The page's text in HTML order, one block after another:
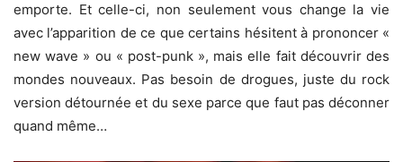
emporte. Et celle-ci, non seulement vous change la vie
avec l’apparition de ce que certains hésitent à prononcer «
new wave » ou « post-punk », mais elle fait découvrir des
mondes nouveaux. Pas besoin de drogues, juste du rock
version détournée et du sexe parce que faut pas déconner
quand même…